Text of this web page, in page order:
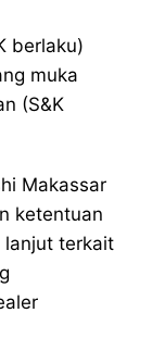
berlaku)
muka
(S&K
Makassar
ketentuan
lanjut terkait